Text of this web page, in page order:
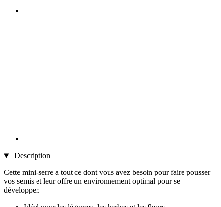
Description
Cette mini-serre a tout ce dont vous avez besoin pour faire pousser
vos semis et leur offre un environnement optimal pour se
développer.